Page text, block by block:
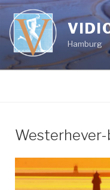
Zum
Inhalt
springen
Hamburg